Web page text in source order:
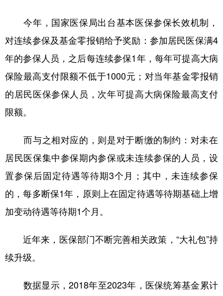
陕西 甘肃 宁夏
新疆 内蒙古 黑龙江
多语种频道
English Español Français عربى
Deutsch Português
今年，国家医保局出台基本医保参保长效机制，
对连续参保及基金零报销给予奖励：参加居民医保满4
年的参保人员，之后每连续参保1年，每年可提高大病
保险最高支付限额不低于1000元；对当年基金零报销
的居民医保参保人员，次年可提高大病保险最高支付
限额。
而与之相对应的，则是对于断缴的制约：对未在
居民医保集中参保期内参保或未连续参保的人员，设
置参保后固定待遇等待期3个月；其中，未连续参保
的，每多断保1年，原则上在固定待遇等待期基础上增
加变动待遇等待期1个月。
近年来，医保部门不断完善相关政策，“大礼包”持
续升级。
数据显示，2018年至2023年，医保统筹基金累计